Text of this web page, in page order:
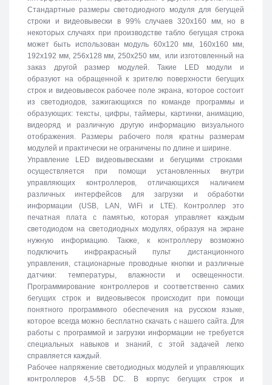
Стандартные размеры светодиодного модуля для бегущей
строки и видеовывески в 99% случаев 320х160 мм, но в
некоторых случаях при производстве табло бегущая строка
может быть использован модуль 60х120 мм, 160х160 мм,
192х192 мм, 256х128 мм, 250х250 мм, или изготовленный на
заказ другой размер модулей. Такие LED модули и
образуют на обращенной к зрителю поверхности бегущих
строк и видеовывесок рабочее поле экрана, которое состоит
из светодиодов, зажигающихся по команде программы и
образующих: тексты, цифры, таймеры, картинки, анимацию,
видеоряд и различную другую информацию визуального
отображения. Размеры рабочего поля кратны размерам
модулей и практически не ограничены по длине и ширине.
Управление LED видеовывесками и бегущими строками
осуществляется при помощи установленных внутри
управляющих контроллеров, отличающихся наличием
различных интерфейсов для загрузки и обработки
информации (USB, LAN, WiFi и LTE). Контроллер это
печатная плата с памятью, которая управляет каждым
светодиодом на светодиодных модулях, образуя на экране
нужную информацию. Также, к контроллеру возможно
подключить инфракрасный пульт дистанционного
управления, стационарные проводные кнопки и различные
датчики: температуры, влажности и освещенности.
Программирование контроллеров и соответственно самих
бегущих строк и видеовывесок происходит при помощи
понятного программного обеспечения на русском языке,
которое всегда можно бесплатно скачать с нашего сайта. Для
работы с программой и загрузки информации не требуется
специальных навыков и знаний, с этой задачей легко
справляется каждый.
Рабочее напряжение светодиодных модулей и управляющих
контроллеров 4,5-5В DC. В корпус бегущих строк и